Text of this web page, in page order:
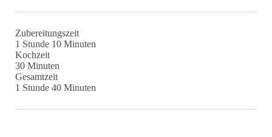
Zubereitungszeit
1 Stunde
Stunde 10Minuten
Minuten
Kochzeit
30Minuten
Minuten
Gesamtzeit
1 Stunde
Stunde 40Minuten
Minuten